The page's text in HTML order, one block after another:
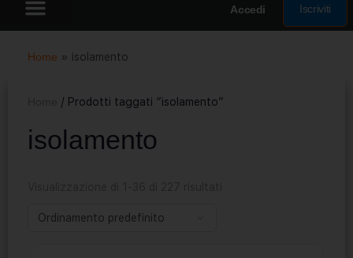
Accedi Iscriviti
Home » isolamento
/ Prodotti taggati “isolamento”
isolamento